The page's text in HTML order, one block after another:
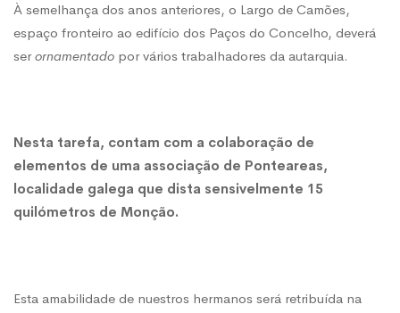
À semelhança dos anos anteriores, o Largo de Camões,
espaço fronteiro ao edifício dos Paços do Concelho, deverá
serornamentado por vários trabalhadores da autarquia.
Nesta tarefa, contam com a colaboração de
elementos de uma associação de Ponteareas,
localidade galega que dista sensivelmente 15
quilómetros de Monção.
Esta amabilidade de nuestros hermanos será retribuída na